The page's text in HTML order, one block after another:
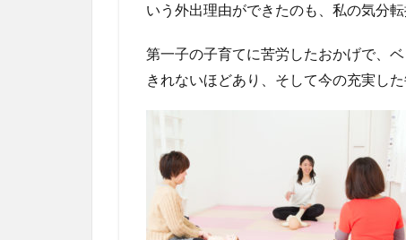
いう外出理由ができたのも、私の気分
第一子の子育てに苦労したおかげで、
きれないほどあり、そして今の充実した